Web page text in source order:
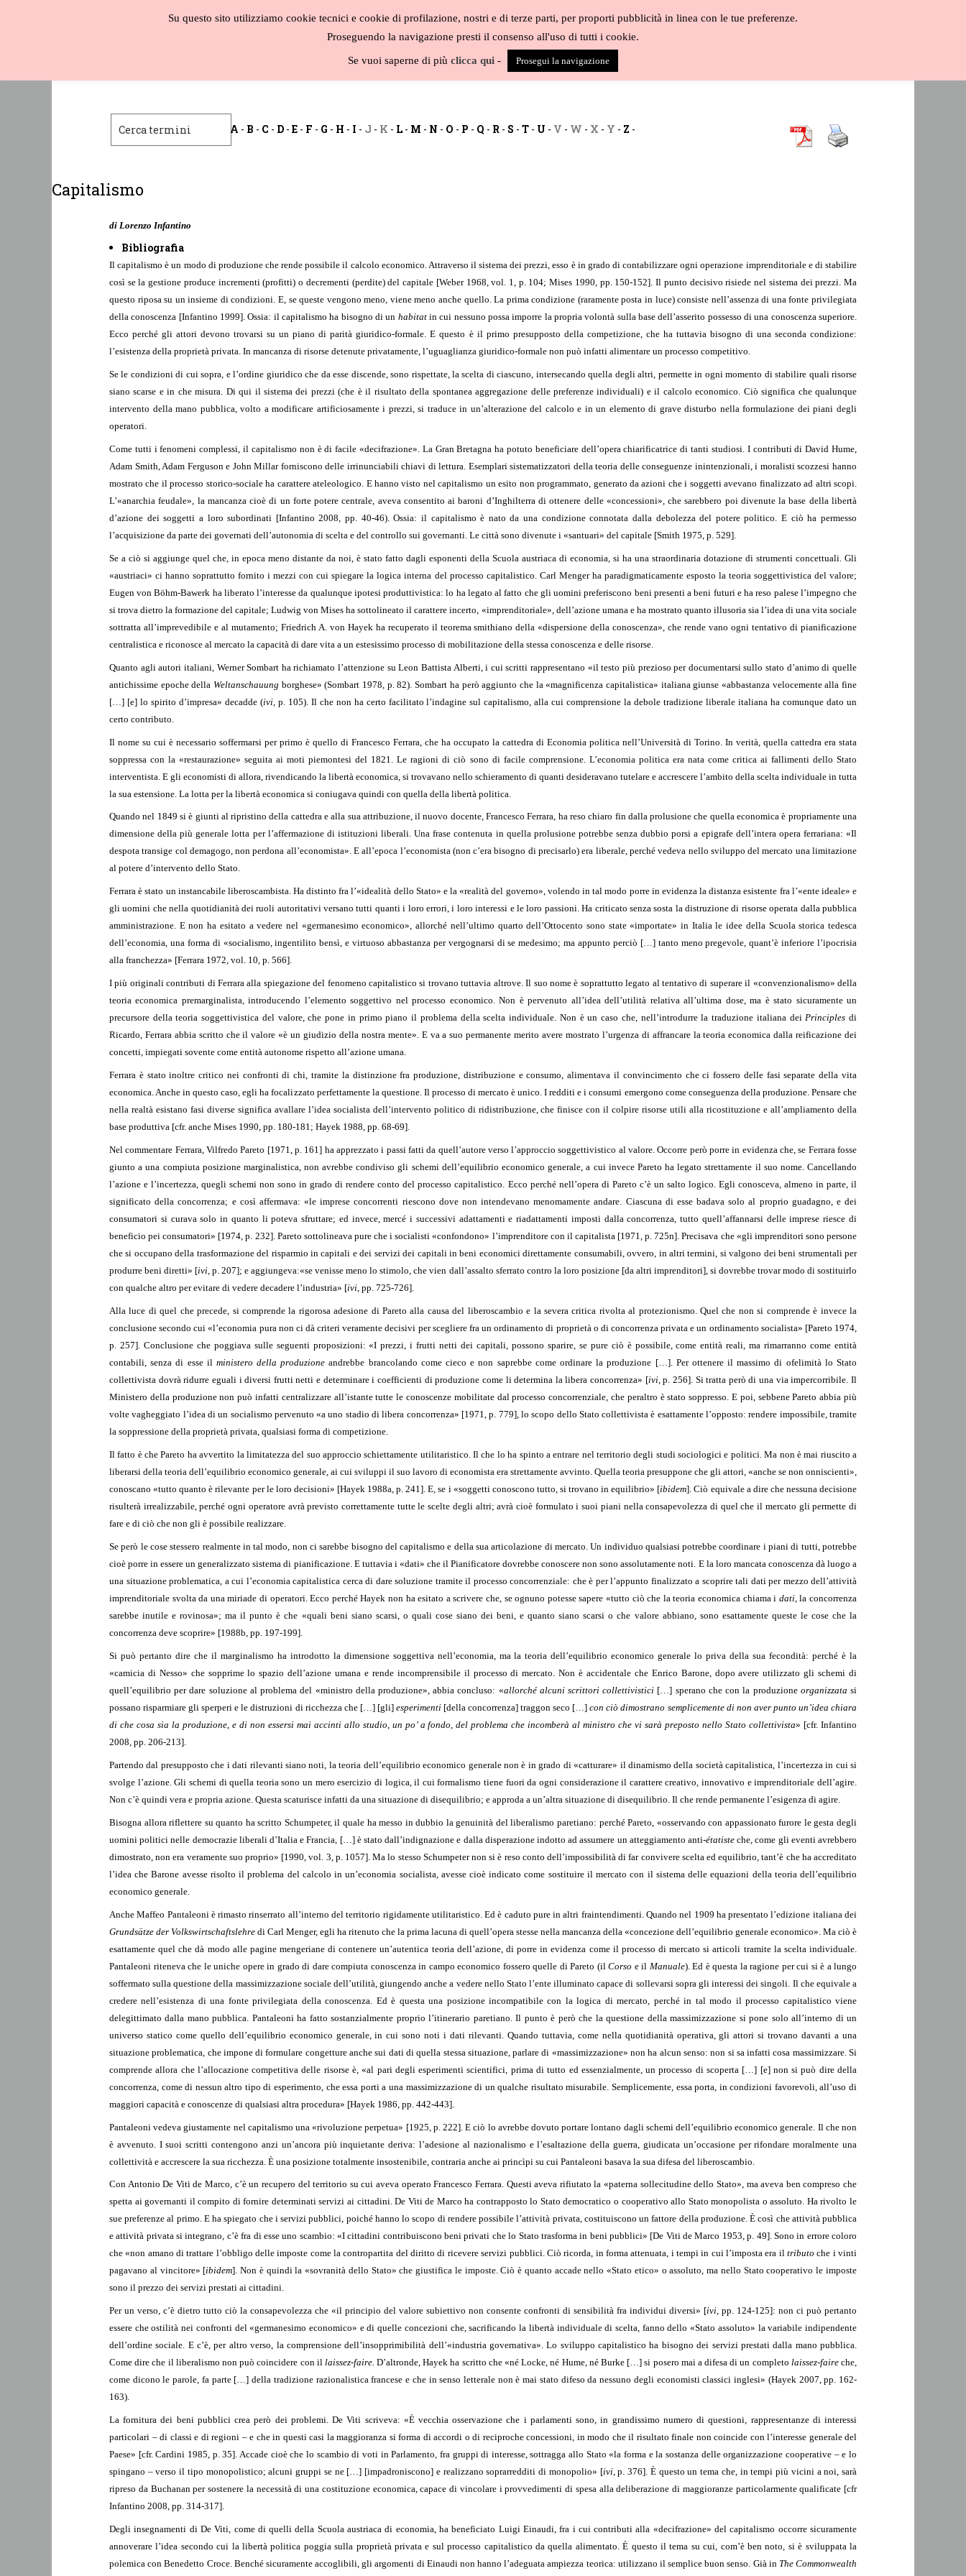
BLOG CATALOGO
A - B - C - D -E - F - G - H - I - J - K - L - M - N - O - P - Q - R - S -T - U - V - W - X - Y - Z -
Capitalismo
di Lorenzo Infantino
Bibliografia
Il capitalismo è un modo di produzione che rende possibile il calcolo economico. Attraverso il sistema dei prezzi, esso è in grado di contabilizzare ogni operazione imprenditoriale e di stabilire
così se la gestione produce incrementi (profitti) o decrementi (perdite) del capitale [Weber 1968, vol. 1, p. 104; Mises 1990, pp. 150-152]. Il punto decisivo risiede nel sistema dei prezzi. Ma
questo riposa su un insieme di condizioni. E, se queste vengono meno, viene meno anche quello. La prima condizione (raramente posta in luce) consiste nell’assenza di una fonte privilegiata
della conoscenza [Infantino 1999]. Ossia: il capitalismo ha bisogno di un habitatin cui nessuno possa imporre la propria volontà sulla base dell’asserito possesso di una conoscenza superiore.
Ecco perché gli attori devono trovarsi su un piano di parità giuridico-formale. E questo è il primo presupposto della competizione, che ha tuttavia bisogno di una seconda condizione:
l’esistenza della proprietà privata. In mancanza di risorse detenute privatamente, l’uguaglianza giuridico-formale non può infatti alimentare un processo competitivo.
Se le condizioni di cui sopra, e l’ordine giuridico che da esse discende, sono rispettate, la scelta di ciascuno, intersecando quella degli altri, permette in ogni momento di stabilire quali risorse
siano scarse e in che misura. Di qui il sistema dei prezzi (che è il risultato della spontanea aggregazione delle preferenze individuali) e il calcolo economico. Ciò significa che qualunque
intervento della mano pubblica, volto a modificare artificiosamente i prezzi, si traduce in un’alterazione del calcolo e in un elemento di grave disturbo nella formulazione dei piani degli
operatori.
Come tutti i fenomeni complessi, il capitalismo non è di facile «decifrazione». La Gran Bretagna ha potuto beneficiare dell’opera chiarificatrice di tanti studiosi. I contributi di David Hume,
Adam Smith, Adam Ferguson e John Millar forniscono delle irrinunciabili chiavi di lettura. Esemplari sistematizzatori della teoria delle conseguenze inintenzionali, i moralisti scozzesi hanno
mostrato che il processo storico-sociale ha carattere ateleologico. E hanno visto nel capitalismo un esito non programmato, generato da azioni che i soggetti avevano finalizzato ad altri scopi.
L’«anarchia feudale», la mancanza cioè di un forte potere centrale, aveva consentito ai baroni d’Inghilterra di ottenere delle «concessioni», che sarebbero poi divenute la base della libertà
d’azione dei soggetti a loro subordinati [Infantino 2008, pp. 40-46). Ossia: il capitalismo è nato da una condizione connotata dalla debolezza del potere politico. E ciò ha permesso
l’acquisizione da parte dei governati dell’autonomia di scelta e del controllo sui governanti. Le città sono divenute i «santuari» del capitale [Smith 1975, p. 529].
Se a ciò si aggiunge quel che, in epoca meno distante da noi, è stato fatto dagli esponenti della Scuola austriaca di economia, si ha una straordinaria dotazione di strumenti concettuali. Gli
«austriaci» ci hanno soprattutto fornito i mezzi con cui spiegare la logica interna del processo capitalistico. Carl Menger ha paradigmaticamente esposto la teoria soggettivistica del valore;
Eugen von Böhm-Bawerk ha liberato l’interesse da qualunque ipotesi produttivistica: lo ha legato al fatto che gli uomini preferiscono beni presenti a beni futuri e ha reso palese l’impegno che
si trova dietro la formazione del capitale; Ludwig von Mises ha sottolineato il carattere incerto, «imprenditoriale», dell’azione umana e ha mostrato quanto illusoria sia l’idea di una vita sociale
sottratta all’imprevedibile e al mutamento; Friedrich A. von Hayek ha recuperato il teorema smithiano della «dispersione della conoscenza», che rende vano ogni tentativo di pianificazione
centralistica e riconosce al mercato la capacità di dare vita a un estesissimo processo di mobilitazione della stessa conoscenza e delle risorse.
Quanto agli autori italiani, Werner Sombart ha richiamato l’attenzione su Leon Battista Alberti, i cui scritti rappresentano «il testo più prezioso per documentarsi sullo stato d’animo di quelle
antichissime epoche della Weltanschauung borghese» (Sombart 1978, p. 82). Sombart ha però aggiunto che la «magnificenza capitalistica» italiana giunse «abbastanza velocemente alla fine
[…] [e] lo spirito d’impresa» decadde (ivi, p. 105). Il che non ha certo facilitato l’indagine sul capitalismo, alla cui comprensione la debole tradizione liberale italiana ha comunque dato un
certo contributo.
Il nome su cui è necessario soffermarsi per primo è quello di Francesco Ferrara, che ha occupato la cattedra di Economia politica nell’Università di Torino. In verità, quella cattedra era stata
soppressa con la «restaurazione» seguita ai moti piemontesi del 1821. Le ragioni di ciò sono di facile comprensione. L’economia politica era nata come critica ai fallimenti dello Stato
interventista. E gli economisti di allora, rivendicando la libertà economica, si trovavano nello schieramento di quanti desideravano tutelare e accrescere l’ambito della scelta individuale in tutta
la sua estensione. La lotta per la libertà economica si coniugava quindi con quella della libertà politica.
Quando nel 1849 si è giunti al ripristino della cattedra e alla sua attribuzione, il nuovo docente, Francesco Ferrara, ha reso chiaro fin dalla prolusione che quella economica è propriamente una
dimensione della più generale lotta per l’affermazione di istituzioni liberali. Una frase contenuta in quella prolusione potrebbe senza dubbio porsi a epigrafe dell’intera opera ferrariana: «Il
despota transige col demagogo, non perdona all’economista». E all’epoca l’economista (non c’era bisogno di precisarlo) era liberale, perché vedeva nello sviluppo del mercato una limitazione
al potere d’intervento dello Stato.
Ferrara è stato un instancabile liberoscambista. Ha distinto fra l’«idealità dello Stato» e la «realità del governo», volendo in tal modo porre in evidenza la distanza esistente fra l’«ente ideale» e
gli uomini che nella quotidianità dei ruoli autoritativi versano tutti quanti i loro errori, i loro interessi e le loro passioni. Ha criticato senza sosta la distruzione di risorse operata dalla pubblica
amministrazione. E non ha esitato a vedere nel «germanesimo economico», allorché nell’ultimo quarto dell’Ottocento sono state «importate» in Italia le idee della Scuola storica tedesca
dell’economia, una forma di «socialismo, ingentilito bensì, e virtuoso abbastanza per vergognarsi di se medesimo; ma appunto perciò […] tanto meno pregevole, quant’è inferiore l’ipocrisia
alla franchezza» [Ferrara 1972, vol. 10, p. 566].
I più originali contributi di Ferrara alla spiegazione del fenomeno capitalistico si trovano tuttavia altrove. Il suo nome è soprattutto legato al tentativo di superare il «convenzionalismo» della
teoria economica premarginalista, introducendo l’elemento soggettivo nel processo economico. Non è pervenuto all’idea dell’utilità relativa all’ultima dose, ma è stato sicuramente un
precursore della teoria soggettivistica del valore, che pone in primo piano il problema della scelta individuale. Non è un caso che, nell’introdurre la traduzione italiana deiPrinciplesdi
Ricardo, Ferrara abbia scritto che il valore «è un giudizio della nostra mente». E va a suo permanente merito avere mostrato l’urgenza di affrancare la teoria economica dalla reificazione dei
concetti, impiegati sovente come entità autonome rispetto all’azione umana.
Ferrara è stato inoltre critico nei confronti di chi, tramite la distinzione fra produzione, distribuzione e consumo, alimentava il convincimento che ci fossero delle fasi separate della vita
economica. Anche in questo caso, egli ha focalizzato perfettamente la questione. Il processo di mercato è unico. I redditi e i consumi emergono come conseguenza della produzione. Pensare che
nella realtà esistano fasi diverse significa avallare l’idea socialista dell’intervento politico di ridistribuzione, che finisce con il colpire risorse utili alla ricostituzione e all’ampliamento della
base produttiva [cfr. anche Mises 1990, pp. 180-181; Hayek 1988, pp. 68-69].
Nel commentare Ferrara, Vilfredo Pareto [1971, p. 161] ha apprezzato i passi fatti da quell’autore verso l’approccio soggettivistico al valore. Occorre però porre in evidenza che, se Ferrara fosse
giunto a una compiuta posizione marginalistica, non avrebbe condiviso gli schemi dell’equilibrio economico generale, a cui invece Pareto ha legato strettamente il suo nome. Cancellando
l’azione e l’incertezza, quegli schemi non sono in grado di rendere conto del processo capitalistico. Ecco perché nell’opera di Pareto c’è un salto logico. Egli conosceva, almeno in parte, il
significato della concorrenza; e così affermava: «le imprese concorrenti riescono dove non intendevano menomamente andare. Ciascuna di esse badava solo al proprio guadagno, e dei
consumatori si curava solo in quanto li poteva sfruttare; ed invece, mercé i successivi adattamenti e riadattamenti imposti dalla concorrenza, tutto quell’affannarsi delle imprese riesce di
beneficio pei consumatori» [1974, p. 232]. Pareto sottolineava pure che i socialisti «confondono» l’imprenditore con il capitalista [1971, p. 725n]. Precisava che «gli imprenditori sono persone
che si occupano della trasformazione del risparmio in capitali e dei servizi dei capitali in beni economici direttamente consumabili, ovvero, in altri termini, si valgono dei beni strumentali per
produrre beni diretti» [ivi, p. 207]; e aggiungeva:«se venisse meno lo stimolo, che vien dall’assalto sferrato contro la loro posizione [da altri imprenditori], si dovrebbe trovar modo di sostituirlo
con qualche altro per evitare di vedere decadere l’industria» [ivi, pp. 725-726].
Alla luce di quel che precede, si comprende la rigorosa adesione di Pareto alla causa del liberoscambio e la severa critica rivolta al protezionismo. Quel che non si comprende è invece la
conclusione secondo cui «l’economia pura non ci dà criteri veramente decisivi per scegliere fra un ordinamento di proprietà o di concorrenza privata e un ordinamento socialista» [Pareto 1974,
p. 257]. Conclusione che poggiava sulle seguenti proposizioni: «I prezzi, i frutti netti dei capitali, possono sparire, se pure ciò è possibile, come entità reali, ma rimarranno come entità
contabili, senza di esse il ministero della produzione andrebbe brancolando come cieco e non saprebbe come ordinare la produzione […]. Per ottenere il massimo di ofelimità lo Stato
collettivista dovrà ridurre eguali i diversi frutti netti e determinare i coefficienti di produzione come li determina la libera concorrenza» [ivi, p. 256]. Si tratta però di una via impercorribile. Il
Ministero della produzione non può infatti centralizzare all’istante tutte le conoscenze mobilitate dal processo concorrenziale, che peraltro è stato soppresso. E poi, sebbene Pareto abbia più
volte vagheggiato l’idea di un socialismo pervenuto «a uno stadio di libera concorrenza» [1971, p. 779], lo scopo dello Stato collettivista è esattamente l’opposto: rendere impossibile, tramite
la soppressione della proprietà privata, qualsiasi forma di competizione.
Il fatto è che Pareto ha avvertito la limitatezza del suo approccio schiettamente utilitaristico. Il che lo ha spinto a entrare nel territorio degli studi sociologici e politici. Ma non è mai riuscito a
liberarsi della teoria dell’equilibrio economico generale, ai cui sviluppi il suo lavoro di economista era strettamente avvinto. Quella teoria presuppone che gli attori, «anche se non onniscienti»,
conoscano «tutto quanto è rilevante per le loro decisioni» [Hayek 1988a, p. 241]. E, se i «soggetti conoscono tutto, si trovano in equilibrio» [ibidem]. Ciò equivale a dire che nessuna decisione
risulterà irrealizzabile, perché ogni operatore avrà previsto correttamente tutte le scelte degli altri; avrà cioè formulato i suoi piani nella consapevolezza di quel che il mercato gli permette di
fare e di ciò che non gli è possibile realizzare.
Se però le cose stessero realmente in tal modo, non ci sarebbe bisogno del capitalismo e della sua articolazione di mercato. Un individuo qualsiasi potrebbe coordinare i piani di tutti, potrebbe
cioè porre in essere un generalizzato sistema di pianificazione. E tuttavia i «dati» che il Pianificatore dovrebbe conoscere non sono assolutamente noti. E la loro mancata conoscenza dà luogo a
una situazione problematica, a cui l’economia capitalistica cerca di dare soluzione tramite il processo concorrenziale: che è per l’appunto finalizzato a scoprire tali dati per mezzo dell’attività
imprenditoriale svolta da una miriade di operatori. Ecco perché Hayek non ha esitato a scrivere che, se ognuno potesse sapere «tutto ciò che la teoria economica chiama i dati, la concorrenza
sarebbe inutile e rovinosa»; ma il punto è che «quali beni siano scarsi, o quali cose siano dei beni, e quanto siano scarsi o che valore abbiano, sono esattamente queste le cose che la
concorrenza deve scoprire» [1988b, pp. 197-199].
Si può pertanto dire che il marginalismo ha introdotto la dimensione soggettiva nell’economia, ma la teoria dell’equilibrio economico generale lo priva della sua fecondità: perché è la
«camicia di Nesso» che sopprime lo spazio dell’azione umana e rende incomprensibile il processo di mercato. Non è accidentale che Enrico Barone, dopo avere utilizzato gli schemi di
quell’equilibrio per dare soluzione al problema del «ministro della produzione», abbia concluso: «allorché alcuni scrittori collettivistici […] sperano che con la produzione organizzata si
possano risparmiare gli sperperi e le distruzioni di ricchezza che […] [gli] esperimenti[della concorrenza] traggon seco […]con ciò dimostrano semplicemente di non aver punto un’idea chiara
di che cosa sia la produzione, e di non essersi mai accinti allo studio un po’ a fondo del problema che incomberà al ministro che vi sarà preposto nello Stato collettivista» [cfr. Infantino
2008, pp. 206-213].
Partendo dal presupposto che i dati rilevanti siano noti, la teoria dell’equilibrio economico generale non è in grado di «catturare» il dinamismo della società capitalistica, l’incertezza in cui si
svolge l’azione. Gli schemi di quella teoria sono un mero esercizio di logica, il cui formalismo tiene fuori da ogni considerazione il carattere creativo, innovativo e imprenditoriale dell’agire.
Non c’è quindi vera e propria azione. Questa scaturisce infatti da una situazione di disequilibrio; e approda a un’altra situazione di disequilibrio. Il che rende permanente l’esigenza di agire.
Bisogna allora riflettere su quanto ha scritto Schumpeter, il quale ha messo in dubbio la genuinità del liberalismo paretiano: perché Pareto, «osservando con appassionato furore le gesta degli
uomini politici nelle democrazie liberali d’Italia e Francia, […] è stato dall’indignazione e dalla disperazione indotto ad assumere un atteggiamento anti-étatisteche, come gli eventi avrebbero
dimostrato, non era veramente suo proprio» [1990, vol. 3, p. 1057]. Ma lo stesso Schumpeter non si è reso conto dell’impossibilità di far convivere scelta ed equilibrio, tant’è che ha accreditato
l’idea che Barone avesse risolto il problema del calcolo in un’economia socialista, avesse cioè indicato come sostituire il mercato con il sistema delle equazioni della teoria dell’equilibrio
economico generale.
Anche Maffeo Pantaleoni è rimasto rinserrato all’interno del territorio rigidamente utilitaristico. Ed è caduto pure in altri fraintendimenti. Quando nel 1909 ha presentato l’edizione italiana dei
Grundsätze der Volkswirtschaftslehre di Carl Menger, egli ha ritenuto che la prima lacuna di quell’opera stesse nella mancanza della «concezione dell’equilibrio generale economico». Ma ciò è
esattamente quel che dà modo alle pagine mengeriane di contenere un’autentica teoria dell’azione, di porre in evidenza come il processo di mercato si articoli tramite la scelta individuale.
Pantaleoni riteneva che le uniche opere in grado di dare compiuta conoscenza in campo economico fossero quelle di Pareto (il Corso e il Manuale). Ed è questa la ragione per cui si è a lungo
soffermato sulla questione della massimizzazione sociale dell’utilità, giungendo anche a vedere nello Stato l’ente illuminato capace di sollevarsi sopra gli interessi dei singoli. Il che equivale a
credere nell’esistenza di una fonte privilegiata della conoscenza. Ed è questa una posizione incompatibile con la logica di mercato, perché in tal modo il processo capitalistico viene
delegittimato dalla mano pubblica. Pantaleoni ha fatto sostanzialmente proprio l’itinerario paretiano. Il punto è però che la questione della massimizzazione si pone solo all’interno di un
universo statico come quello dell’equilibrio economico generale, in cui sono noti i dati rilevanti. Quando tuttavia, come nella quotidianità operativa, gli attori si trovano davanti a una
situazione problematica, che impone di formulare congetture anche sui dati di quella stessa situazione, parlare di «massimizzazione» non ha alcun senso: non si sa infatti cosa massimizzare. Si
comprende allora che l’allocazione competitiva delle risorse è, «al pari degli esperimenti scientifici, prima di tutto ed essenzialmente, un processo di scoperta […] [e] non si può dire della
concorrenza, come di nessun altro tipo di esperimento, che essa porti a una massimizzazione di un qualche risultato misurabile. Semplicemente, essa porta, in condizioni favorevoli, all’uso di
maggiori capacità e conoscenze di qualsiasi altra procedura» [Hayek 1986, pp. 442-443].
Pantaleoni vedeva giustamente nel capitalismo una «rivoluzione perpetua» [1925, p. 222]. E ciò lo avrebbe dovuto portare lontano dagli schemi dell’equilibrio economico generale. Il che non
è avvenuto. I suoi scritti contengono anzi un’ancora più inquietante deriva: l’adesione al nazionalismo e l’esaltazione della guerra, giudicata un’occasione per rifondare moralmente una
collettività e accrescere la sua ricchezza. È una posizione totalmente insostenibile, contraria anche ai princìpi su cui Pantaleoni basava la sua difesa del liberoscambio.
Con Antonio De Viti de Marco, c’è un recupero del territorio su cui aveva operato Francesco Ferrara. Questi aveva rifiutato la «paterna sollecitudine dello Stato», ma aveva ben compreso che
spetta ai governanti il compito di fornire determinati servizi ai cittadini. De Viti de Marco ha contrapposto lo Stato democratico o cooperativo allo Stato monopolista o assoluto. Ha rivolto le
sue preferenze al primo. E ha spiegato che i servizi pubblici, poiché hanno lo scopo di rendere possibile l’attività privata, costituiscono un fattore della produzione. È così che attività pubblica
e attività privata si integrano, c’è fra di esse uno scambio: «I cittadini contribuiscono beni privati che lo Stato trasforma in beni pubblici» [De Viti de Marco 1953, p. 49]. Sono in errore coloro
che «non amano di trattare l’obbligo delle imposte come la contropartita del diritto di ricevere servizi pubblici. Ciò ricorda, in forma attenuata, i tempi in cui l’imposta era il tributoche i vinti
pagavano al vincitore» [ibidem]. Non è quindi la «sovranità dello Stato» che giustifica le imposte. Ciò è quanto accade nello «Stato etico» o assoluto, ma nello Stato cooperativo le imposte
sono il prezzo dei servizi prestati ai cittadini.
Per un verso, c’è dietro tutto ciò la consapevolezza che «il principio del valore subiettivo non consente confronti di sensibilità fra individui diversi» [ivi, pp. 124-125]: non ci può pertanto
essere che ostilità nei confronti del «germanesimo economico» e di quelle concezioni che, sacrificando la libertà individuale di scelta, fanno dello «Stato assoluto» la variabile indipendente
dell’ordine sociale. E c’è, per altro verso, la comprensione dell’insopprimibilità dell’«industria governativa». Lo sviluppo capitalistico ha bisogno dei servizi prestati dalla mano pubblica.
Come dire che il liberalismo non può coincidere con il laissez-faire. D’altronde, Hayek ha scritto che «né Locke, né Hume, né Burke […] si posero mai a difesa di un completo laissez-faire che,
come dicono le parole, fa parte […] della tradizione razionalistica francese e che in senso letterale non è mai stato difeso da nessuno degli economisti classici inglesi» (Hayek 2007, pp. 162-
163).
La fornitura dei beni pubblici crea però dei problemi. De Viti scriveva: «È vecchia osservazione che i parlamenti sono, in grandissimo numero di questioni, rappresentanze di interessi
particolari – di classi e di regioni – e che in questi casi la maggioranza si forma di accordi o di reciproche concessioni, in modo che il risultato finale non coincide con l’interesse generale del
Paese» [cfr. Cardini 1985, p. 35]. Accade cioè che lo scambio di voti in Parlamento, fra gruppi di interesse, sottragga allo Stato «la forma e la sostanza delle organizzazione cooperative – e lo
spingano – verso il tipo monopolistico; alcuni gruppi se ne […] [impadroniscono] e realizzano soprarredditi di monopolio» [ivi, p. 376]. È questo un tema che, in tempi più vicini a noi, sarà
ripreso da Buchanan per sostenere la necessità di una costituzione economica, capace di vincolare i provvedimenti di spesa alla deliberazione di maggioranze particolarmente qualificate [cfr
Infantino 2008, pp. 314-317].
Degli insegnamenti di De Viti, come di quelli della Scuola austriaca di economia, ha beneficiato Luigi Einaudi, fra i cui contributi alla «decifrazione» del capitalismo occorre sicuramente
annoverare l’idea secondo cui la libertà politica poggia sulla proprietà privata e sul processo capitalistico da quella alimentato. È questo il tema su cui, com’è ben noto, si è sviluppata la
polemica con Benedetto Croce. Benché sicuramente accoglibili, gli argomenti di Einaudi non hanno l’adeguata ampiezza teorica: utilizzano il semplice buon senso. Già in The Commonwealth
Su questo sito utilizziamo cookie tecnici e cookie di profilazione, nostri e di terze parti, per proporti pubblicità in linea con le tue preferenze.
Proseguendo la navigazione presti il consenso all'uso di tutti i cookie.
Se vuoi saperne di più clicca qui - Prosegui la navigazione